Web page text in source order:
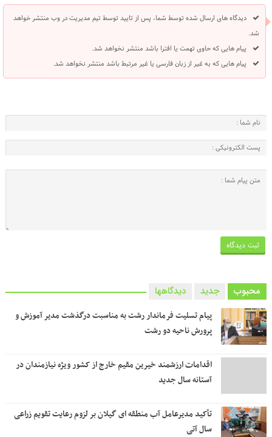
دیدگاه های ارسال شده توسط شما، پس از تایید توسط تیم مدیریت در وب منتشر خواهد
شد.
پیام هایی که حاوی تهمت یا افترا باشد منتشر نخواهد شد.
پیام هایی که به غیر از زبان فارسی یا غیر مرتبط باشد منتشر نخواهد شد.
محبوب جدید دیدگاهها
پیام تسلیت فرماندار رشت به مناسبت درگذشت مدیر آموزش و
پرورش ناحیه دو رشت
اقدامات ارزشمند خیرین مقیم خارج از کشور ویژه نیازمندان در
آستانه سال جدید
تأکید مدیرعامل آب منطقه ای گیلان بر لزوم رعایت تقویم زراعی‌
سال آتی